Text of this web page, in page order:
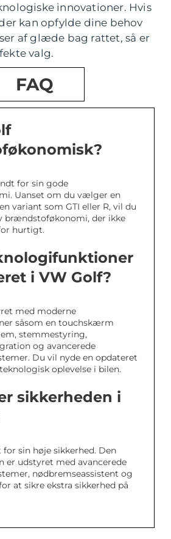
innovationer. Hvis
kan opfylde dine behov
af glæde bag rattet, så er
valg.
FAQ
for sin gode
Uanset om du vælger en
variant som GTI eller R, vil du
brændstoføkonomi, der ikke
hurtigt.
i VW Golf?
med moderne
såsom en touchskærm
stemmestyring,
og avancerede
Du vil nyde en opdateret
oplevelse i bilen.
sikkerheden i
sin høje sikkerhed. Den
er udstyret med avancerede
nødbremseassistent og
at sikre ekstra sikkerhed på